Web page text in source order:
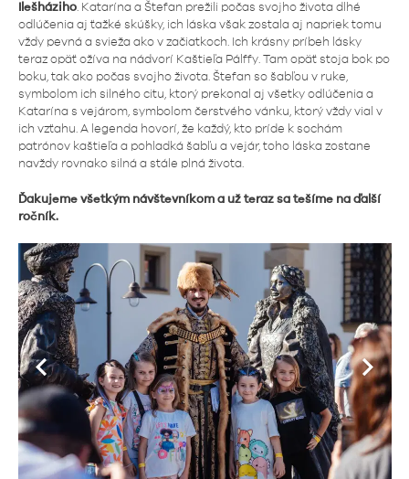
Ilešháziho. Katarína a Štefan prežili počas svojho života dlhé
odlúčenia aj ťažké skúšky, ich láska však zostala aj napriek tomu
vždy pevná a svieža ako v začiatkoch. Ich krásny príbeh lásky
teraz opäť ožíva na nádvorí Kaštieľa Pálffy. Tam opäť stoja bok po
boku, tak ako počas svojho života. Štefan so šabľou v ruke,
symbolom ich silného citu, ktorý prekonal aj všetky odlúčenia a
Katarína s vejárom, symbolom čerstvého vánku, ktorý vždy vial v
ich vzťahu. A legenda hovorí, že každý, kto príde k sochám
patrónov kaštieľa a pohladká šabľu a vejár, toho láska zostane
navždy rovnako silná a stále plná života.
Ďakujeme všetkým návštevníkom a už teraz sa tešíme na ďalší
ročník.